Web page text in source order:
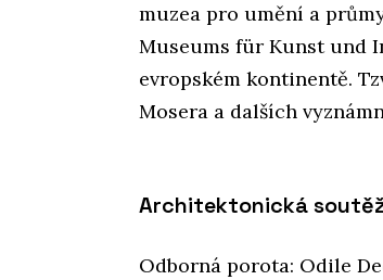
muzea pro umění a
Museums für Kunst und
evropském kontinentě.
Mosera a dalších
Architektonická
Odborná porota: Odile